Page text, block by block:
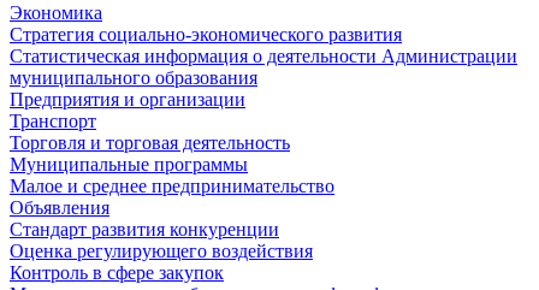
Экономика
Стратегия социально-экономического развития
Статистическая информация о деятельности Администрации
муниципального образования
Предприятия и организации
Транспорт
Торговля и торговая деятельность
Муниципальные программы
Малое и среднее предпринимательство
Объявления
Стандарт развития конкуренции
Оценка регулирующего воздействия
Контроль в сфере закупок